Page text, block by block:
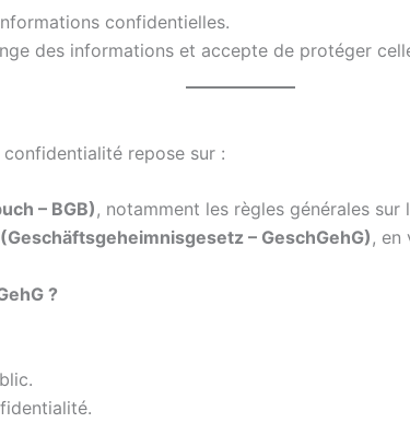
confidentielles.
des informations et accepte de protéger
repose sur :
– BGB), notamment les règles générales
– GeschGehG), en
?